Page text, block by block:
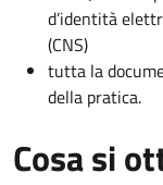
d’identità
(CNS)
tutta la
della pratica.
Cosa si